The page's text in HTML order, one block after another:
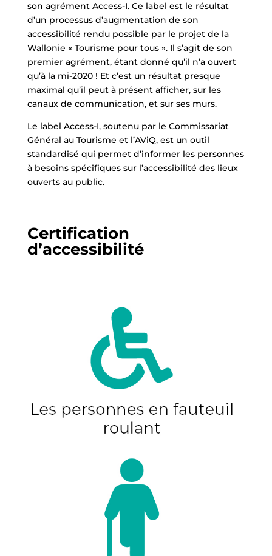
son agrément Access-I. Ce label est le résultat
d’un processus d’augmentation de son
accessibilité rendu possible par le projet de la
Wallonie « Tourisme pour tous ». Il s’agit de son
premier agrément, étant donné qu’il n’a ouvert
qu’à la mi-2020 ! Et c’est un résultat presque
maximal qu’il peut à présent afficher, sur les
canaux de communication, et sur ses murs.
Le label Access-I, soutenu par le Commissariat
Général au Tourisme et l’AViQ, est un outil
standardisé qui permet d’informer les personnes
à besoins spécifiques sur l’accessibilité des lieux
ouverts au public.
Certification
d’accessibilité